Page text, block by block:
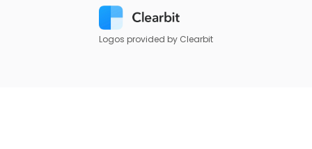
Logos provided by Clearbit